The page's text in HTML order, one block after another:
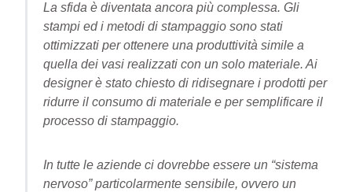
La sfida è diventata ancora più complessa. Gli
stampi ed i metodi di stampaggio sono stati
ottimizzati per ottenere una produttività simile a
quella dei vasi realizzati con un solo materiale. Ai
designer è stato chiesto di ridisegnare i prodotti per
ridurre il consumo di materiale e per semplificare il
processo di stampaggio.
In tutte le aziende ci dovrebbe essere un “sistema
nervoso” particolarmente sensibile, ovvero un